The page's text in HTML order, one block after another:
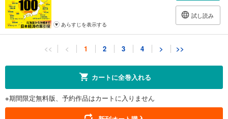
試し読み
あらすじを表示する
週刊東洋経済 2026/4/18・4/25合併号
試し読み
あらすじを表示する
週刊東洋経済 2026/4/11号
<< < 1 2 3 4 > >>
カートに全巻入れる
※期間限定無料版、予約作品はカートに入りません